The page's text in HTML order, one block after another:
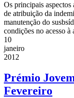
Os principais aspectos
de atribuição da
manutenção do
condições no acesso
10
janeiro
2012
Prémio
Fevereiro